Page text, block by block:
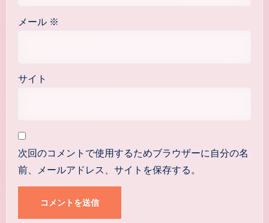
メール ※
サイト
次回のコメントで使用するためブラウザーに自分の名
前、メールアドレス、サイトを保存する。